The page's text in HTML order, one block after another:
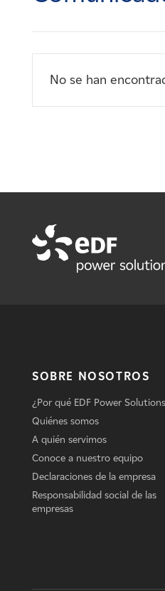
No se han
SOBRE NOSOTROS
¿Por qué EDF Power
Quiénes somos
A quién servimos
Conoce a nuestro equipo
Declaraciones de la empresa
Responsabilidad social de las
empresas